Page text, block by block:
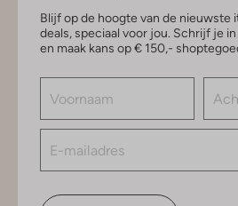
Blijf op de hoogte van de nieuwste
deals, speciaal voor jou. Schrijf je
en maak kans op € 150,-